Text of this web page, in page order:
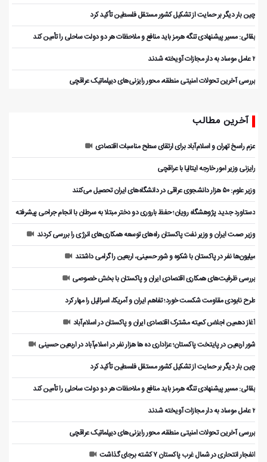
چین بار دیگر بر حمایت از تشکیل کشور مستقل فلسطین تأکید کرد
بقائی: مسیر پیشنهادی تنگه هرمز باید منافع و ملاحظات هر دو دولت ساحلی را تأمین کند
۲ عامل موساد به دار مجازات آویخته شدند
بررسی آخرین تحولات امنیتی منطقه، محور رایزنی‌های دیپلماتیک عراقچی
آخرین مطالب
عزم راسخ تهران و اسلام‌آباد برای ارتقای سطح مناسبات اقتصادی
رایزنی وزیر امور خارجه ایتالیا با عراقچی
وزیر علوم: ۵۰ هزار دانشجوی عراقی در دانشگاه‌های ایران تحصیل می‌کنند
دستاورد جدید پژوهشگاه رویان؛ حفظ باروری دو دختر مبتلا به سرطان با انجام جراحی پیشرفته
وزیر صمت ایران و وزیر نفت پاکستان راه‌های توسعه همکاری‌های انرژی را بررسی کردند
میلیون‌ها نفر در پاکستان با شکوه و شور حسینی، اربعین را گرامی داشتند
بررسی ظرفیت‌های همکاری اقتصادی ایران و پاکستان با بخش خصوصی
طرح نابودی مقاومت شکست خورد؛ تفاهم ایران و آمریکا، اسرائیل را مهار کرد
آغاز دهمین اجلاس کمیته مشترک اقتصادی ایران و پاکستان در اسلام‌آباد
شور اربعین در پایتخت پاکستان؛ عزاداری ده ها هزار نفر در اسلام‌آباد در اربعین حسینی
چین بار دیگر بر حمایت از تشکیل کشور مستقل فلسطین تأکید کرد
بقائی: مسیر پیشنهادی تنگه هرمز باید منافع و ملاحظات هر دو دولت ساحلی را تأمین کند
۲ عامل موساد به دار مجازات آویخته شدند
بررسی آخرین تحولات امنیتی منطقه، محور رایزنی‌های دیپلماتیک عراقچی
انفجار انتحاری در شمال غرب پاکستان ۷ کشته برجای گذاشت